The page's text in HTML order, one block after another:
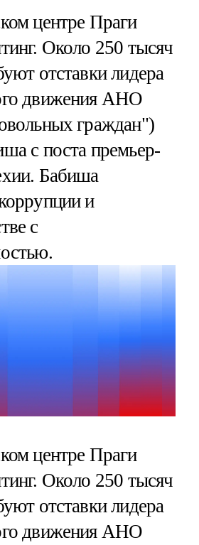
центре Праги
Около 250 тысяч
отставки лидера
движения АНО
граждан")
с поста премьер-
Бабиша
и
с
центре Праги
Около 250 тысяч
отставки лидера
движения АНО